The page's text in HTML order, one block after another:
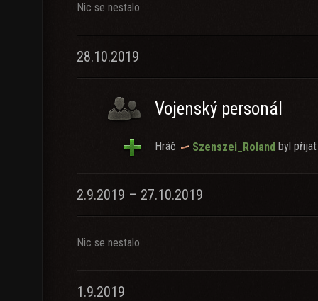
Nic se nestalo
28.10.2019
Vojenský personál
Hráč Szenszei_Roland byl přijat
2.9.2019 – 27.10.2019
Nic se nestalo
1.9.2019